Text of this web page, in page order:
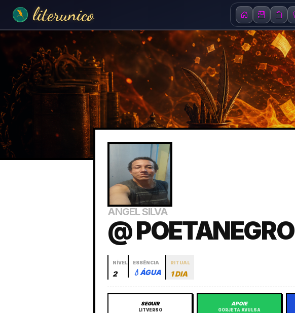
literunico
ANGEL SILVA
@ POETANEGRO
NÍVEL
2
ESSÊNCIA
💧 ÁGUA
RITUAL
1 DIA
SEGUIR
LITVERSO
APOIE
GORJETA AVULSA